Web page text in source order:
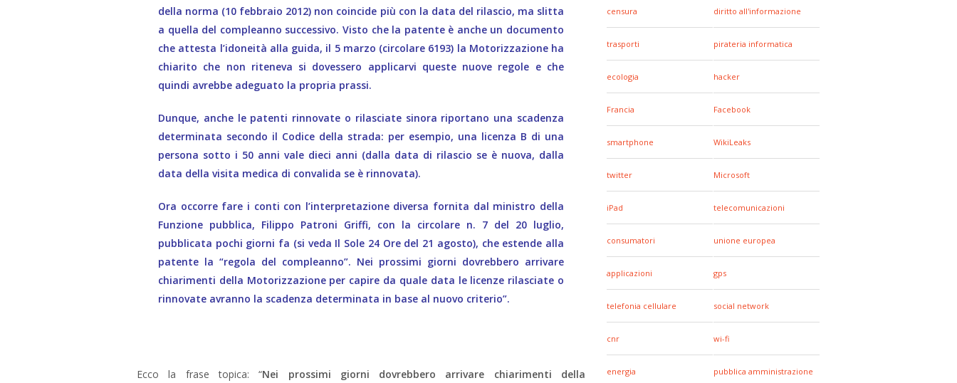
censura diritto all'informazione
trasporti pirateria informatica
ecologia hacker
Francia Facebook
smartphone WikiLeaks
twitter Microsoft
iPad telecomunicazioni
consumatori unione europea
applicazioni gps
telefonia cellulare social network
cnr wi-fi
energia pubblica amministrazione
della norma (10 febbraio 2012) non coincide più con la data del rilascio, ma slitta
a quella del compleanno successivo. Visto che la patente è anche un documento
che attesta l’idoneità alla guida, il 5 marzo (circolare 6193) la Motorizzazione ha
chiarito che non riteneva si dovessero applicarvi queste nuove regole e che
quindi avrebbe adeguato la propria prassi.
Dunque, anche le patenti rinnovate o rilasciate sinora riportano una scadenza
determinata secondo il Codice della strada: per esempio, una licenza B di una
persona sotto i 50 anni vale dieci anni (dalla data di rilascio se è nuova, dalla
data della visita medica di convalida se è rinnovata).
Ora occorre fare i conti con l’interpretazione diversa fornita dal ministro della
Funzione pubblica, Filippo Patroni Griffi, con la circolare n. 7 del 20 luglio,
pubblicata pochi giorni fa (si veda Il Sole 24 Ore del 21 agosto), che estende alla
patente la “regola del compleanno”. Nei prossimi giorni dovrebbero arrivare
chiarimenti della Motorizzazione per capire da quale data le licenze rilasciate o
rinnovate avranno la scadenza determinata in base al nuovo criterio”.
Ecco la frase topica: “Nei prossimi giorni dovrebbero arrivare chiarimenti della